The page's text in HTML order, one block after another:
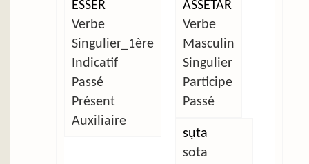
ÈSSER
Verbe
Singulier_1ère
Indicatif
Passé
Présent
Auxiliaire
ASSETAR
Verbe
Masculin
Singulier
Participe
Passé
sụta
sota